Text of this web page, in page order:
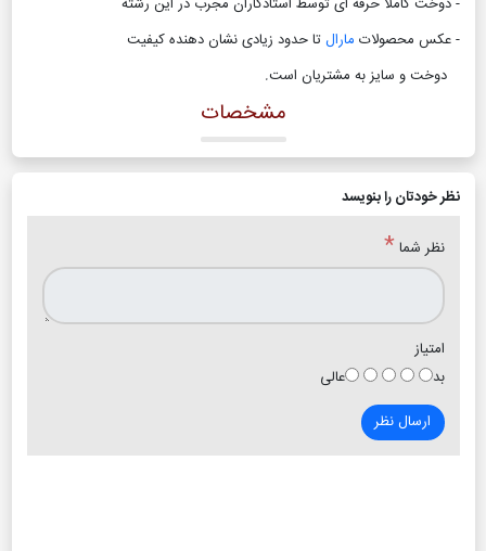
- عکس محصولات مارالتا حدود زیادی نشان دهنده کیفیت
دوخت و سایز به مشتریان است.
مشخصات
نظر خودتان را بنویسد
نظر شما *
امتیاز
بد
عالی
ارسال نظر